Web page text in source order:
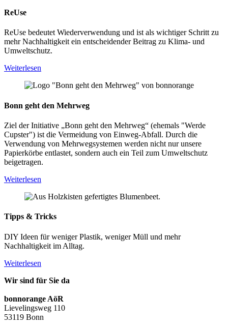
ReUse
ReUse bedeutet Wiederverwendung und ist als wichtiger Schritt zu
mehr Nachhaltigkeit ein entscheidender Beitrag zu Klima- und
Umweltschutz.
Weiterlesen
Bonn geht den Mehrweg
Ziel der Initiative „Bonn geht den Mehrweg“ (ehemals "Werde
Cupster") ist die Vermeidung von Einweg-Abfall. Durch die
Verwendung von Mehrwegsystemen werden nicht nur unsere
Papierkörbe entlastet, sondern auch ein Teil zum Umweltschutz
beigetragen.
Weiterlesen
Tipps & Tricks
DIY Ideen für weniger Plastik, weniger Müll und mehr
Nachhaltigkeit im Alltag.
Weiterlesen
Wir sind für Sie da
bonnorange AöR
Lievelingsweg 110
53119 Bonn